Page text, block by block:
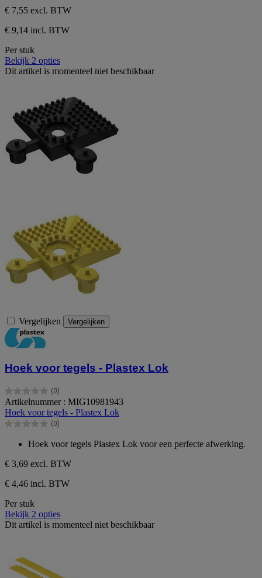
sterren.
€ 7,55 excl. BTW
€ 9,14 incl. BTW
Per stuk
Bekijk 2 opties
Dit artikel is momenteel niet beschikbaar
Vergelijken Vergelijken
Hoek voor tegels - Plastex Lok
(0)
0.0
van
de
5
Artikelnummer : MIG10981943
Hoek voor tegels - Plastex Lok
(0)
0.0
5
sterren.
Hoek voor tegels Plastex Lok voor een perfecte afwerking.
€ 3,69 excl. BTW
€ 4,46 incl. BTW
Per stuk
Bekijk 2 opties
Dit artikel is momenteel niet beschikbaar